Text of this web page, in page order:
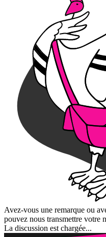
Avez-vous une remarque ou
pouvez nous transmettre votre
La discussion est chargée...